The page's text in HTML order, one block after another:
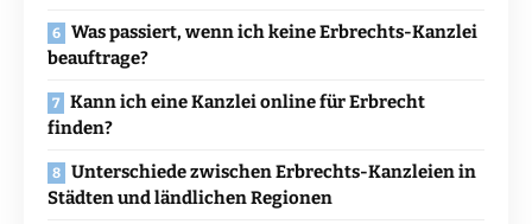
Was passiert, wenn ich keine Erbrechts-Kanzlei
beauftrage?
Kann ich eine Kanzlei online für Erbrecht
finden?
Unterschiede zwischen Erbrechts-Kanzleien in
Städten und ländlichen Regionen